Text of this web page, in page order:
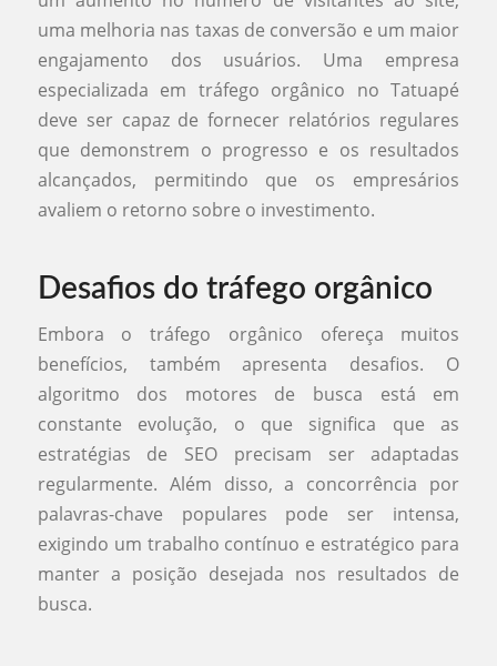
uma melhoria nas taxas de conversão e um maior
engajamento dos usuários. Uma empresa
especializada em tráfego orgânico no Tatuapé
deve ser capaz de fornecer relatórios regulares
que demonstrem o progresso e os resultados
alcançados, permitindo que os empresários
avaliem o retorno sobre o investimento.
Desafios do tráfego orgânico
Embora o tráfego orgânico ofereça muitos
benefícios, também apresenta desafios. O
algoritmo dos motores de busca está em
constante evolução, o que significa que as
estratégias de SEO precisam ser adaptadas
regularmente. Além disso, a concorrência por
palavras-chave populares pode ser intensa,
exigindo um trabalho contínuo e estratégico para
manter a posição desejada nos resultados de
busca.